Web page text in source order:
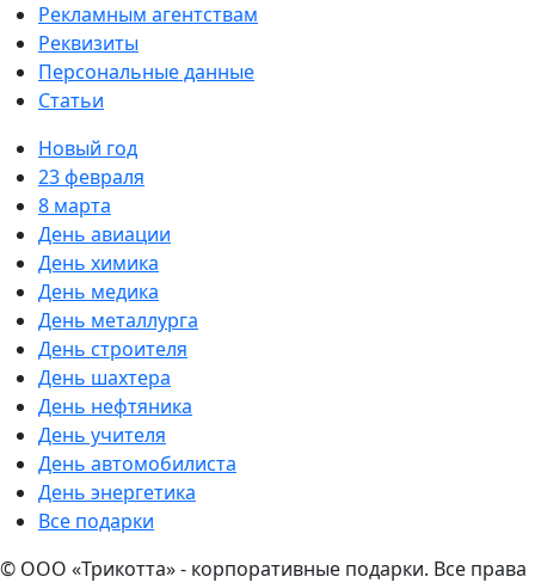
Рекламным агентствам
Реквизиты
Персональные данные
Статьи
Новый год
23 февраля
8 марта
День авиации
День химика
День медика
День металлурга
День строителя
День шахтера
День нефтяника
День учителя
День автомобилиста
День энергетика
Все подарки
© ООО «Трикотта» - корпоративные подарки. Все права